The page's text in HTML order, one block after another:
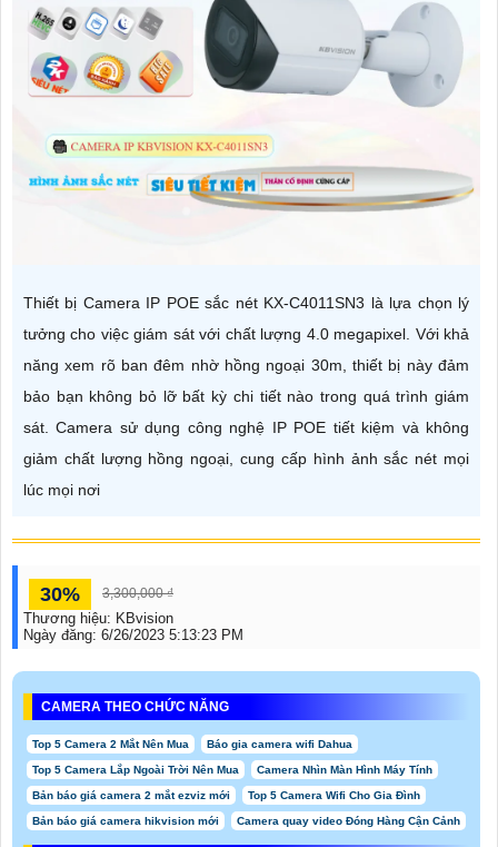
Thiết bị Camera IP POE sắc nét KX-C4011SN3 là lựa chọn lý
tưởng cho việc giám sát với chất lượng 4.0 megapixel. Với khả
năng xem rõ ban đêm nhờ hồng ngoại 30m, thiết bị này đảm
bảo bạn không bỏ lỡ bất kỳ chi tiết nào trong quá trình giám
sát. Camera sử dụng công nghệ IP POE tiết kiệm và không
giảm chất lượng hồng ngoại, cung cấp hình ảnh sắc nét mọi
lúc mọi nơi
30% 3,300,000 ₫
Thương hiệu: KBvision
Ngày đăng: 6/26/2023 5:13:23 PM
CAMERA THEO CHỨC NĂNG
Top 5 Camera 2 Mắt Nên Mua Báo gia camera wifi Dahua
Top 5 Camera Lắp Ngoài Trời Nên Mua Camera Nhìn Màn Hình Máy Tính
Bản báo giá camera 2 mắt ezviz mới Top 5 Camera Wifi Cho Gia Đình
Bản báo giá camera hikvision mới Camera quay video Đóng Hàng Cận Cảnh